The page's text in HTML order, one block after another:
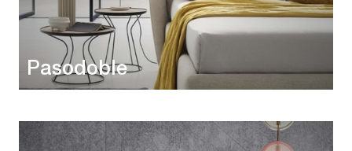
Pasodoble